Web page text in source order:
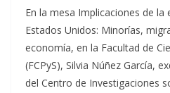
En la mesa Implicaciones de la
Estados Unidos: Minorías,
economía, en la Facultad de
(FCPyS), Silvia Núñez García,
del Centro de Investigaciones